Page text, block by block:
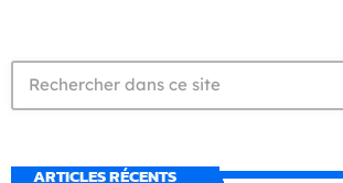
ARTICLES RÉCENTS